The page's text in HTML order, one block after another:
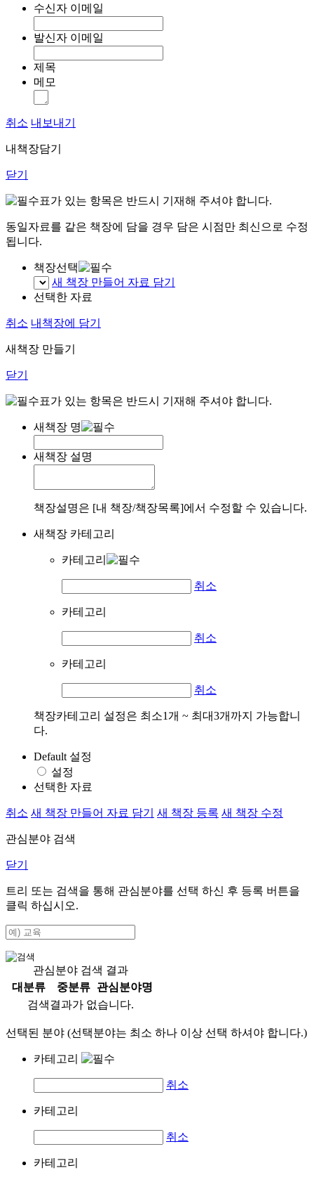
수신자 이메일
발신자 이메일
제목
메모
취소 내보내기
내책장담기
닫기
표가 있는 항목은 반드시 기재해 주셔야 합니다.
동일자료를 같은 책장에 담을 경우 담은 시점만 최신으로 수정
됩니다.
책장선택
새 책장 만들어 자료 담기
선택한 자료
취소 내책장에 담기
새책장 만들기
닫기
표가 있는 항목은 반드시 기재해 주셔야 합니다.
새책장 명
새책장 설명
책장설명은 [내 책장/책장목록]에서 수정할 수 있습니다.
새책장 카테고리
카테고리
취소
카테고리
취소
카테고리
취소
책장카테고리 설정은 최소1개 ~ 최대3개까지 가능합니
다.
Default 설정
설정
선택한 자료
취소 새 책장 만들어 자료 담기 새 책장 등록 새 책장 수정
관심분야 검색
닫기
트리 또는 검색을 통해 관심분야를 선택 하신 후 등록 버튼을
클릭 하십시오.
관심분야 검색 결과
대분류
중분류
관심분야명
검색결과가 없습니다.
선택된 분야 (선택분야는 최소 하나 이상 선택 하셔야 합니다.)
카테고리
취소
카테고리
취소
카테고리